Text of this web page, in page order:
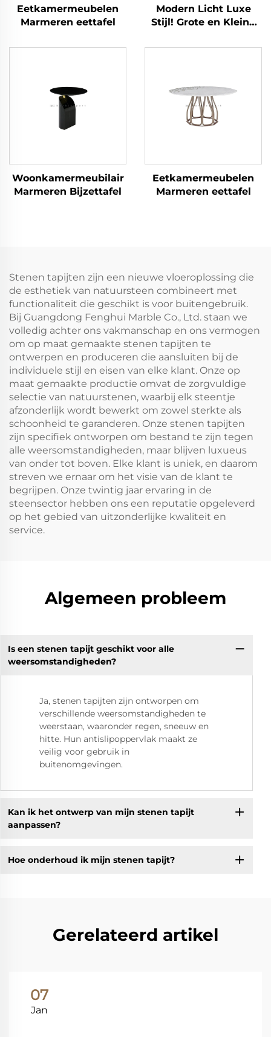
Eetkamermeubelen
Marmeren eettafel
Modern Licht Luxe
Stijl! Grote en Kleine
Gecombineerde
Interpreteert
Verfijning
Woonkamermeubilair
Marmeren Bijzettafel
Eetkamermeubelen
Marmeren eettafel
Stenen tapijten zijn een nieuwe vloeroplossing die
de esthetiek van natuursteen combineert met
functionaliteit die geschikt is voor buitengebruik.
Bij Guangdong Fenghui Marble Co., Ltd. staan we
volledig achter ons vakmanschap en ons vermogen
om op maat gemaakte stenen tapijten te
ontwerpen en produceren die aansluiten bij de
individuele stijl en eisen van elke klant. Onze op
maat gemaakte productie omvat de zorgvuldige
selectie van natuurstenen, waarbij elk steentje
afzonderlijk wordt bewerkt om zowel sterkte als
schoonheid te garanderen. Onze stenen tapijten
zijn specifiek ontworpen om bestand te zijn tegen
alle weersomstandigheden, maar blijven luxueus
van onder tot boven. Elke klant is uniek, en daarom
streven we ernaar om het visie van de klant te
begrijpen. Onze twintig jaar ervaring in de
steensector hebben ons een reputatie opgeleverd
op het gebied van uitzonderlijke kwaliteit en
service.
Algemeen probleem
Is een stenen tapijt geschikt voor alle
weersomstandigheden?
Ja, stenen tapijten zijn ontworpen om
verschillende weersomstandigheden te
weerstaan, waaronder regen, sneeuw en
hitte. Hun antislipoppervlak maakt ze
veilig voor gebruik in
buitenomgevingen.
Kan ik het ontwerp van mijn stenen tapijt
aanpassen?
Hoe onderhoud ik mijn stenen tapijt?
Gerelateerd artikel
07
Jan